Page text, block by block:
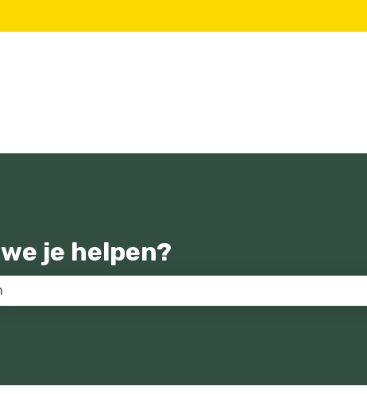
je helpen?